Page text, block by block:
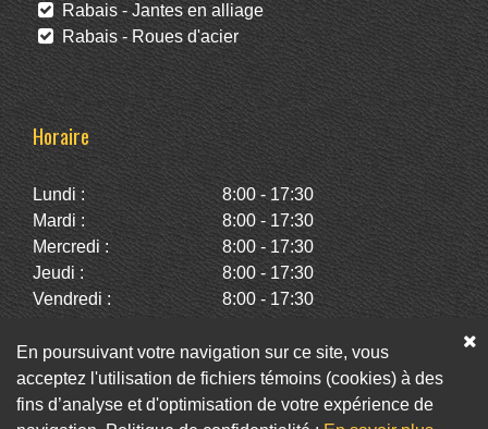
Rabais - Jantes en alliage
Rabais - Roues d'acier
Horaire
Lundi :
8:00 - 17:30
Mardi :
8:00 - 17:30
Mercredi :
8:00 - 17:30
Jeudi :
8:00 - 17:30
Vendredi :
8:00 - 17:30
Dimanche :
Fermé
Facebook Twitter Infolettre
En poursuivant votre navigation sur ce site, vous
acceptez l'utilisation de fichiers témoins (cookies) à des
fins d’analyse et d'optimisation de votre expérience de